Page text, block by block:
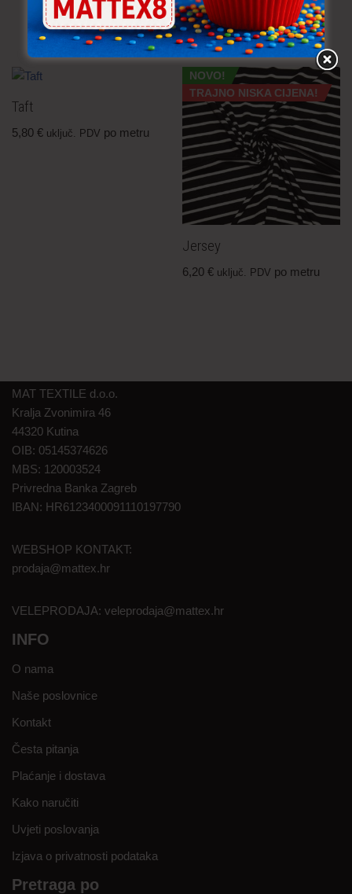
4,30€ uključ. PDV po metru
Taft
5,80 € uključ. PDV po metru
NOVO!
TRAJNO NISKA CIJENA!
Jersey
6,20€ uključ. PDV po metru
MAT TEXTILE d.o.o.
Kralja Zvonimira 46
44320 Kutina
OIB: 05145374626
MBS: 120003524
Privredna Banka Zagreb
IBAN: HR6123400091110197790
WEBSHOP KONTAKT:
prodaja@mattex.hr
VELEPRODAJA: veleprodaja@mattex.hr
INFO
O nama
Naše poslovnice
Kontakt
Česta pitanja
Plaćanje i dostava
Kako naručiti
Uvjeti poslovanja
Izjava o privatnosti podataka
Pretraga po